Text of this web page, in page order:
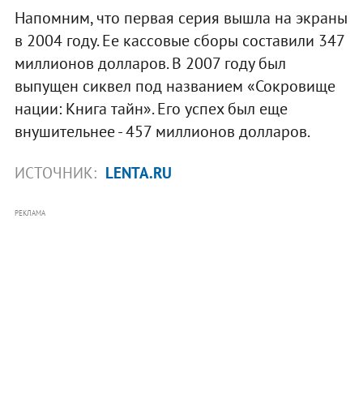
Напомним, что первая серия вышла на экраны
в 2004 году. Ее кассовые сборы составили 347
миллионов долларов. В 2007 году был
выпущен сиквел под названием «Сокровище
нации: Книга тайн». Его успех был еще
внушительнее - 457 миллионов долларов.
ИСТОЧНИК: LENTA.RU
РЕКЛАМА